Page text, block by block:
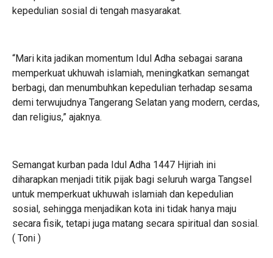
kepedulian sosial di tengah masyarakat.
“Mari kita jadikan momentum Idul Adha sebagai sarana
memperkuat ukhuwah islamiah, meningkatkan semangat
berbagi, dan menumbuhkan kepedulian terhadap sesama
demi terwujudnya Tangerang Selatan yang modern, cerdas,
dan religius,” ajaknya.
Semangat kurban pada Idul Adha 1447 Hijriah ini
diharapkan menjadi titik pijak bagi seluruh warga Tangsel
untuk memperkuat ukhuwah islamiah dan kepedulian
sosial, sehingga menjadikan kota ini tidak hanya maju
secara fisik, tetapi juga matang secara spiritual dan sosial.
( Toni )